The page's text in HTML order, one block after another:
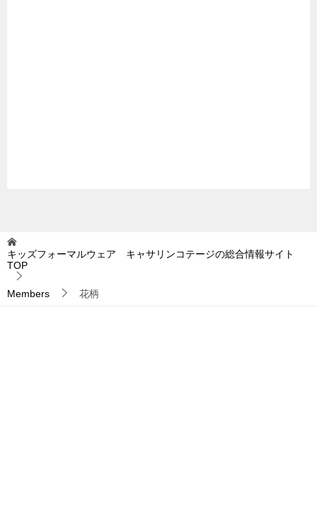
キッズフォーマルウェア キャサリンコテージの総合情報サイト
TOP
Members 花柄